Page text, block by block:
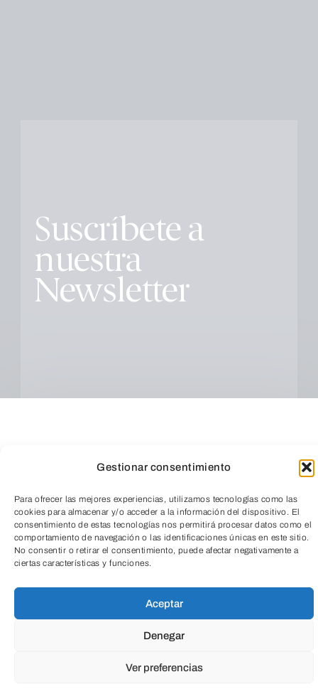
Gestionar consentimiento
Para ofrecer las mejores experiencias, utilizamos tecnologías como las
cookies para almacenar y/o acceder a la información del dispositivo. El
consentimiento de estas tecnologías nos permitirá procesar datos como el
comportamiento de navegación o las identificaciones únicas en este sitio.
No consentir o retirar el consentimiento, puede afectar negativamente a
ciertas características y funciones.
Aceptar
Denegar
Ver preferencias
Suscríbete a
nuestra
Newsletter
Cultura Social Empresarial
Salud Medio ambiente